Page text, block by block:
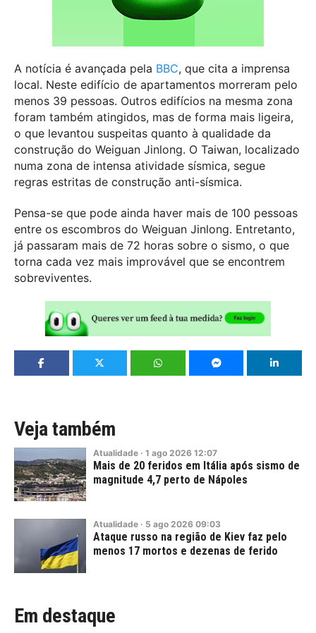
A notícia é avançada pela BBC, que cita a imprensa
local. Neste edifício de apartamentos morreram pelo
menos 39 pessoas. Outros edifícios na mesma zona
foram também atingidos, mas de forma mais ligeira,
o que levantou suspeitas quanto à qualidade da
construção do Weiguan Jinlong. O Taiwan, localizado
numa zona de intensa atividade sísmica, segue
regras estritas de construção anti-sísmica.
Pensa-se que pode ainda haver mais de 100 pessoas
entre os escombros do Weiguan Jinlong. Entretanto,
já passaram mais de 72 horas sobre o sismo, o que
torna cada vez mais improvável que se encontrem
sobreviventes.
Veja também
Atualidade · 1 ago 2026 12:07
Mais de 20 feridos em Itália após sismo de
magnitude 4,7 perto de Nápoles
Atualidade · 5 ago 2026 09:03
Ataque russo na região de Kiev faz pelo
menos 17 mortos e dezenas de ferido
Em destaque